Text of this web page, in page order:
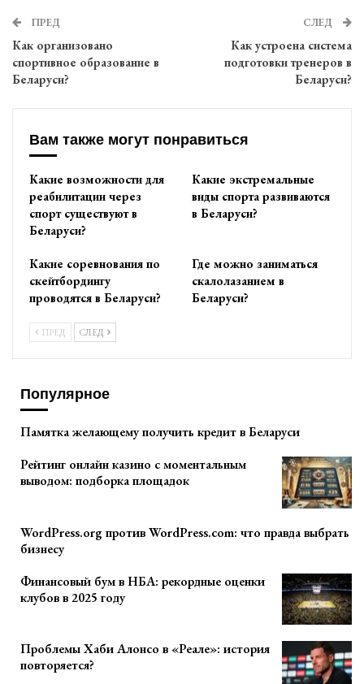
ПРЕД
Как организовано
спортивное образование в
Беларуси?
СЛЕД
Как устроена система
подготовки тренеров в
Беларуси?
Вам также могут понравиться
Какие возможности для
реабилитации через
спорт существуют в
Беларуси?
Какие экстремальные
виды спорта развиваются
в Беларуси?
Какие соревнования по
скейтбордингу
проводятся в Беларуси?
Где можно заниматься
скалолазанием в
Беларуси?
ПРЕД СЛЕД
Популярное
Памятка желающему получить кредит в Беларуси
Рейтинг онлайн казино с моментальным
выводом: подборка площадок
WordPress.org против WordPress.com: что правда выбрать
бизнесу
Финансовый бум в НБА: рекордные оценки
клубов в 2025 году
Проблемы Хаби Алонсо в «Реале»: история
повторяется?